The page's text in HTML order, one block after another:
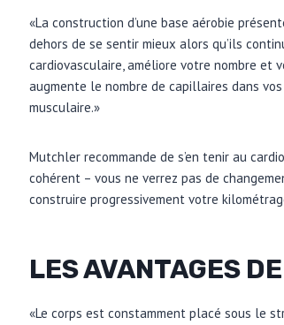
«La construction d’une base aérobie
dehors de se sentir mieux alors qu’ils
cardiovasculaire, améliore votre nombre et
augmente le nombre de capillaires dans
musculaire.»
Mutchler recommande de s’en tenir au
cohérent – vous ne verrez pas de
construire progressivement votre
LES AVANTAGES
«Le corps est constamment placé sous le